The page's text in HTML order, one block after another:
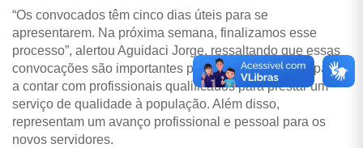
“Os convocados têm cinco dias úteis para se
apresentarem. Na próxima semana, finalizamos esse
processo”, alertou Aguidaci Jorge, ressaltando que essas
convocações são importantes para o município, que passa
a contar com profissionais qualificados para prestar um
serviço de qualidade à população. Além disso,
representam um avanço profissional e pessoal para os
novos servidores.